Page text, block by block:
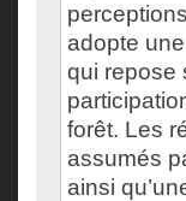
adopte
qui repose
forêt. Les
assumés
ainsi